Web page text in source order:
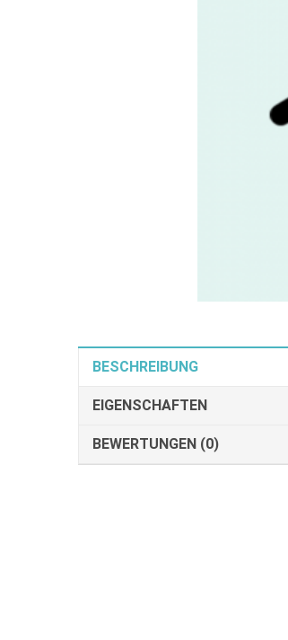
BESCHREIBUNG
EIGENSCHAFTEN
BEWERTUNGEN (0)